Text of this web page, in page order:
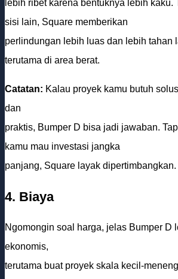
lebih ribet karena bentuknya lebih kaku.
sisi lain, Square memberikan
perlindungan lebih luas dan lebih tahan
terutama di area berat.
Catatan: Kalau proyek kamu butuh
dan
praktis, Bumper D bisa jadi jawaban.
kamu mau investasi jangka
panjang, Square layak dipertimbangkan.
4. Biaya
Ngomongin soal harga, jelas Bumper D
ekonomis,
terutama buat proyek skala kecil-